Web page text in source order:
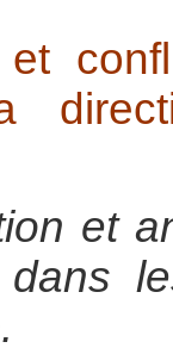
et
et
dans